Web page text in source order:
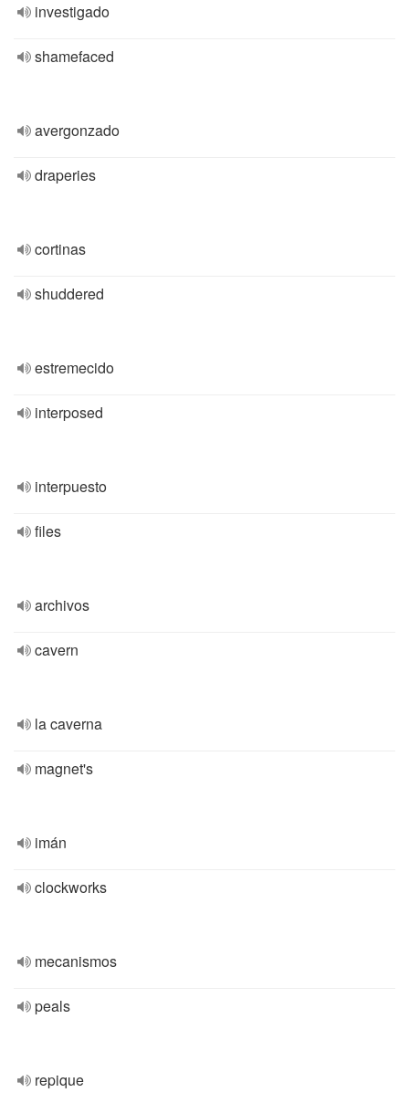
investigado
shamefaced
avergonzado
draperies
cortinas
shuddered
estremecido
interposed
interpuesto
files
archivos
cavern
la caverna
magnet's
imán
clockworks
mecanismos
peals
repique